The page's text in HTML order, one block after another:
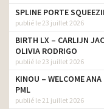
SPLINE PORTE
publié le 23 juillet 2026
BIRTH LX – CARLIJN
OLIVIA RODRIGO
publié le 23 juillet 2026
KINOU – WELCOME
PML
publié le 21 juillet 2026